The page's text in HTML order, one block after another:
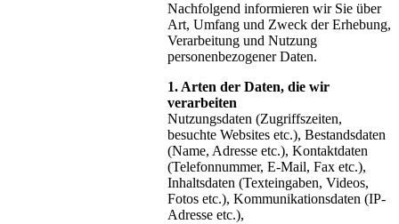
Nachfolgend informieren wir Sie über
Art, Umfang und Zweck der Erhebung,
Verarbeitung und Nutzung
personenbezogener Daten.
1. Arten der Daten, die wir
verarbeiten
Nutzungsdaten (Zugriffszeiten,
besuchte Websites etc.), Bestandsdaten
(Name, Adresse etc.), Kontaktdaten
(Telefonnummer, E-Mail, Fax etc.),
Inhaltsdaten (Texteingaben, Videos,
Fotos etc.), Kommunikationsdaten (IP-
Adresse etc.),